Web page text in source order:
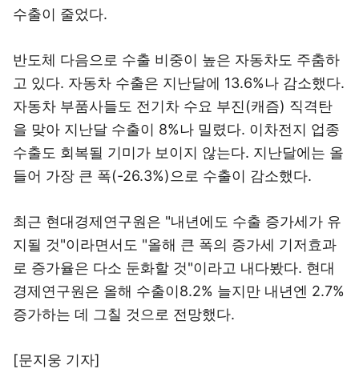
수출이 줄었다.
반도체 다음으로 수출 비중이 높은 자동차도 주춤하
고 있다. 자동차 수출은 지난달에 13.6%나 감소했다.
자동차 부품사들도 전기차 수요 부진(캐즘) 직격탄
을 맞아 지난달 수출이 8%나 밀렸다. 이차전지 업종
수출도 회복될 기미가 보이지 않는다. 지난달에는 올
들어 가장 큰 폭(-26.3%)으로 수출이 감소했다.
최근 현대경제연구원은 "내년에도 수출 증가세가 유
지될 것"이라면서도 "올해 큰 폭의 증가세 기저효과
로 증가율은 다소 둔화할 것"이라고 내다봤다. 현대
경제연구원은 올해 수출이8.2% 늘지만 내년엔 2.7%
증가하는 데 그칠 것으로 전망했다.
[문지웅 기자]